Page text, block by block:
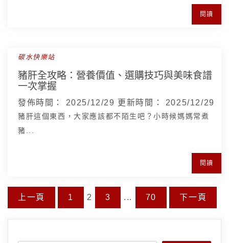
閱讀
碳水快樂站
豬肝全攻略：營養價值、選購技巧與美味食譜
一次掌握
發佈時間： 2025/12/29 更新時間： 2025/12/29
豬肝這個東西，大家應該都不陌生吧？小時候媽媽常煮
豬...
閱讀
文
章
分
頁
上一頁
Page
1
Page
2
Page
3
...
Page
70 下一頁